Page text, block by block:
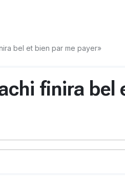
bel et bien par me payer»
finira bel